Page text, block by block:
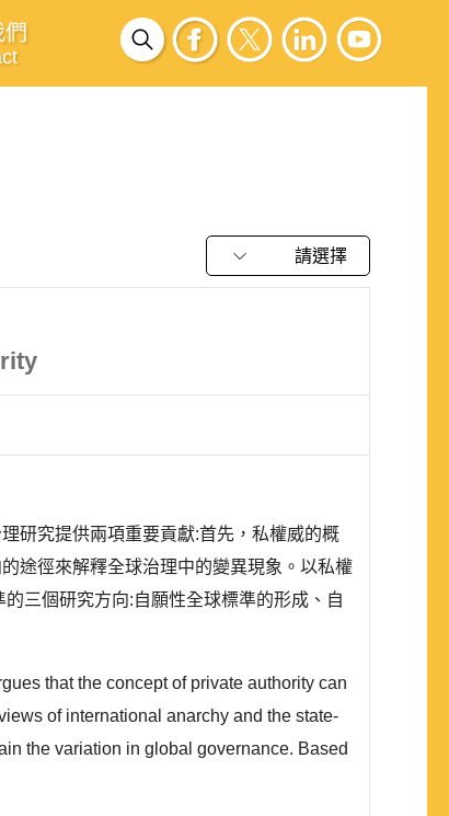
請選擇
研究提供兩項重要貢獻:首先，私權威的概
途徑來解釋全球治理中的變異現象。以私權
三個研究方向:自願性全球標準的形成、自
that the concept of private authority can
of international anarchy and the state-
the variation in global governance. Based